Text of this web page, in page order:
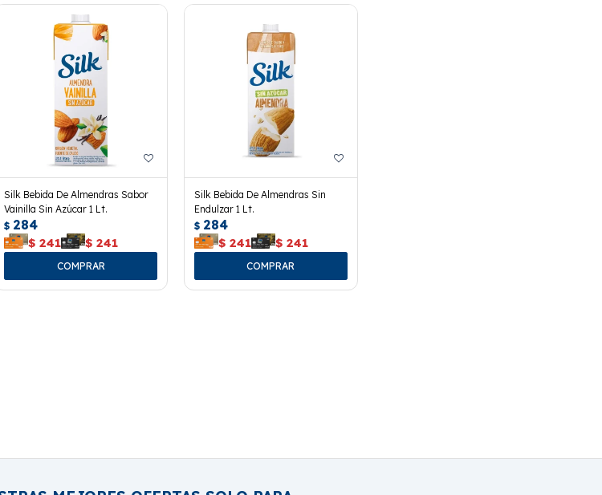
Silk Bebida De Almendras Sabor
Vainilla Sin Azúcar 1 Lt.
$ 284
$ 241 $ 241
Silk Bebida De Almendras Sin
Endulzar 1 Lt.
$ 284
$ 241 $ 241